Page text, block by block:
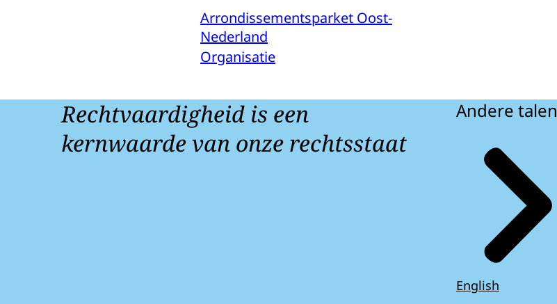
Arrondissementsparket Oost-
Nederland
Organisatie
Rechtvaardigheid is een
kernwaarde van onze rechtsstaat
Andere talen
English